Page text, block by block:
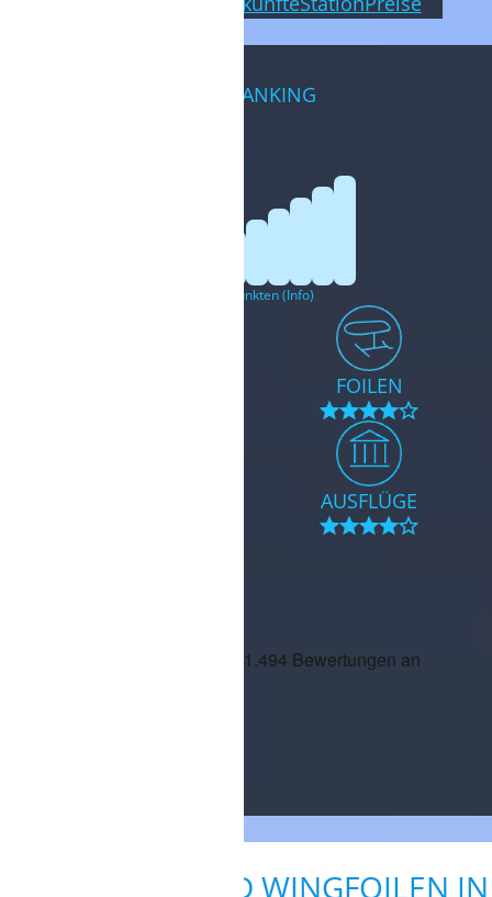
TELEFON/VIDEOCALL MÖGLICH.
WINDRANKING
von 100 Punkten (Info)
FOILEN
AUSFLÜGE
KITESURFEN UND WINGFOILEN IN